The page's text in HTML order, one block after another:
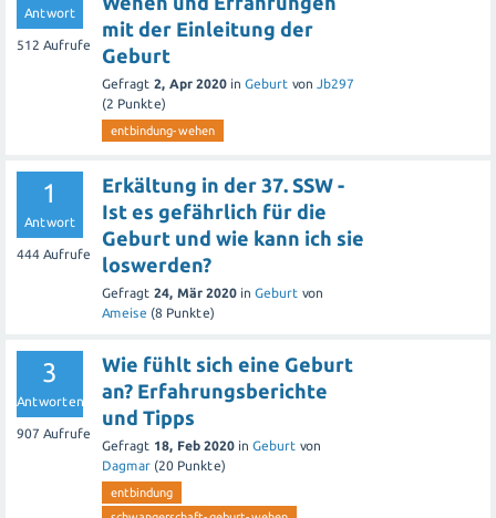
Antwort
512 Aufrufe
mit der Einleitung der
Geburt
Gefragt 2, Apr 2020 in Geburt von Jb297
(2 Punkte)
entbindung-wehen
1
Antwort
444 Aufrufe
Erkältung in der 37. SSW -
Ist es gefährlich für die
Geburt und wie kann ich sie
loswerden?
Gefragt 24, Mär 2020 in Geburt von
Ameise (8 Punkte)
3
Antworten
907 Aufrufe
Wie fühlt sich eine Geburt
an? Erfahrungsberichte
und Tipps
Gefragt 18, Feb 2020 in Geburt von
Dagmar (20 Punkte)
entbindung